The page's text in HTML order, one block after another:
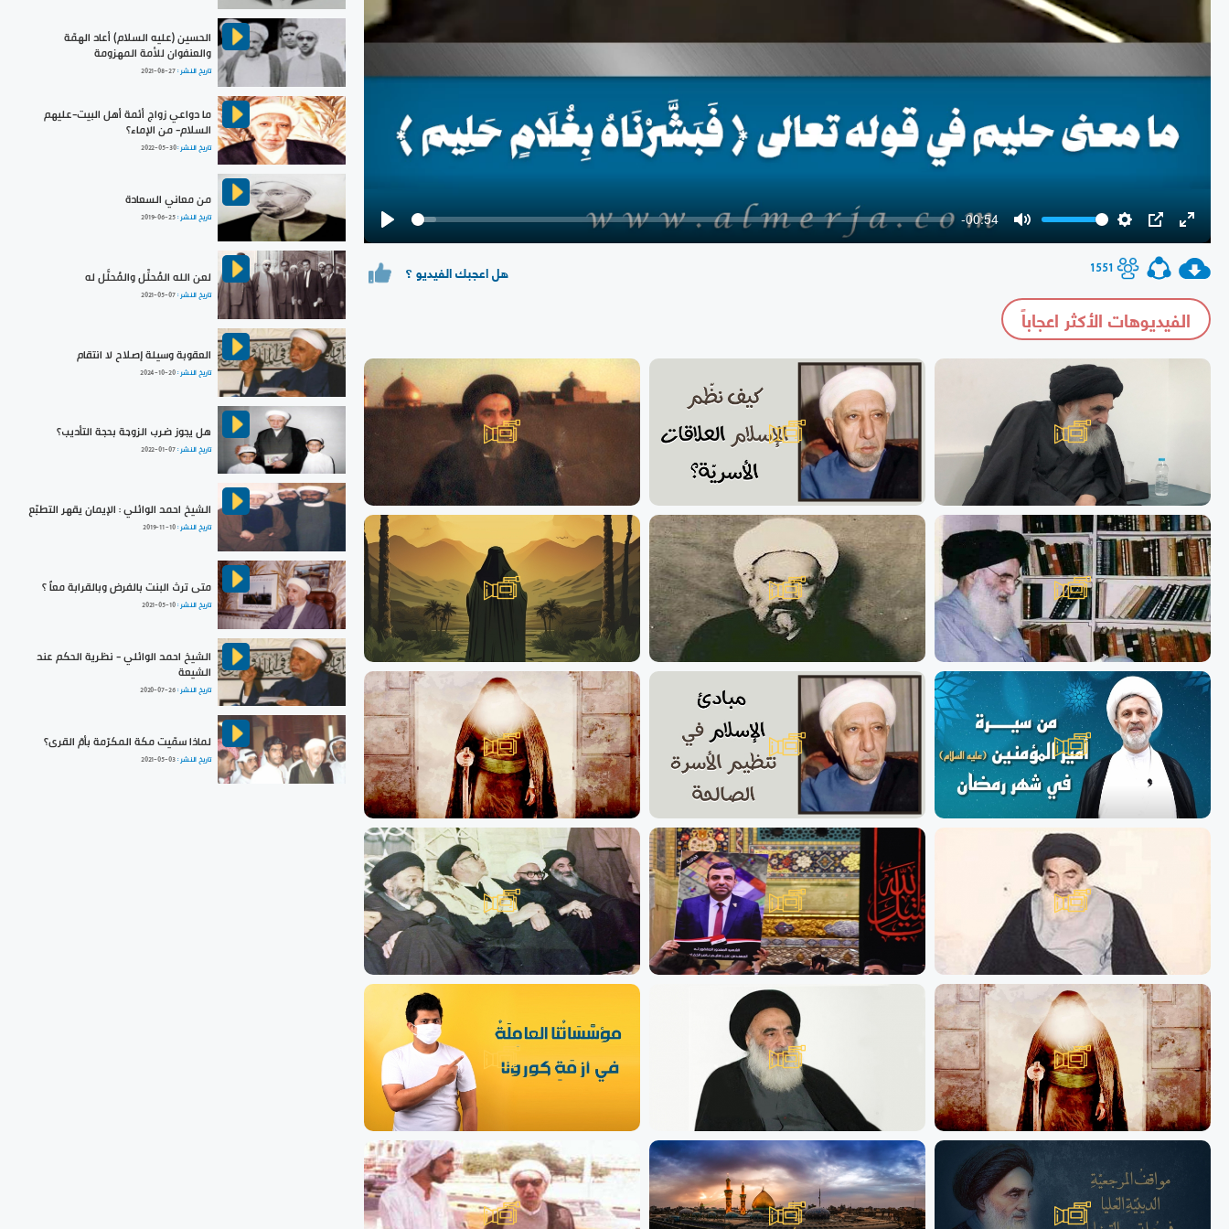
-00:54
Enter
1551 هل اعجبك الفيديو ؟
الفيديوهات الأكثر اعجاباً
الحسين (عليه السلام) أعاد الهمّة
والعنفوان للأمة المهزومة
تاريخ النشر :2021-08-27
ما دواعي زواج أئمة أهل البيت-عليهم
السلام- من الإماء؟
تاريخ النشر :2022-05-30
من معاني السعادة
تاريخ النشر :2019-06-25
لعن الله المُحلِّل والمُحلَّل له
تاريخ النشر :2021-05-07
العقوبة وسيلة إصلاح لا انتقام
تاريخ النشر :2024-10-20
هل يجوز ضرب الزوجة بحجة التأديب؟
تاريخ النشر :2022-01-07
الشيخ احمد الوائلي : الإيمان يقهر التطبّع
تاريخ النشر :2019-11-10
متى ترث البنت بالفرض وبالقرابة معاً ؟
تاريخ النشر :2021-05-10
الشيخ احمد الوائلي - نظرية الحكم عند
الشيعة
تاريخ النشر :2020-07-26
لماذا سمّيت مكة المكرّمة بأمّ القرى؟
تاريخ النشر :2021-05-03